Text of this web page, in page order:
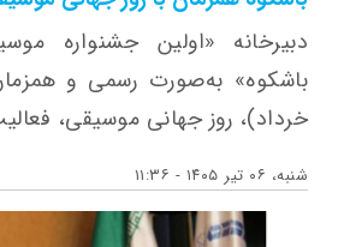
دبیرخانه «اولین جشنواره
خرداد)، روز جهانی موسیقی،
شنبه، ۰۶ تیر ۱۴۰۵ - ۱۱:۳۶